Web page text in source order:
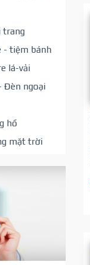
trang
- tiệm bánh
lá-vải
Đèn ngoại
hồ
mặt trời